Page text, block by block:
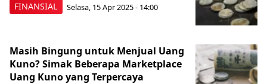
FINANSIAL Selasa, 15 Apr 2025 - 14:00
Masih Bingung untuk Menjual Uang
Kuno? Simak Beberapa Marketplace
Uang Kuno yang Terpercaya